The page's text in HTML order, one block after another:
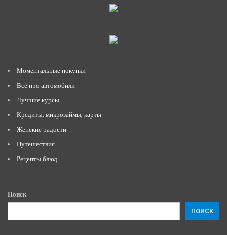
Моментальные покупки
Всё про автомобили
Лучшие курсы
Кредиты, микрозаймы, карты
Женские радости
Путешествия
Рецепты блюд
Поиск
ПОИСК